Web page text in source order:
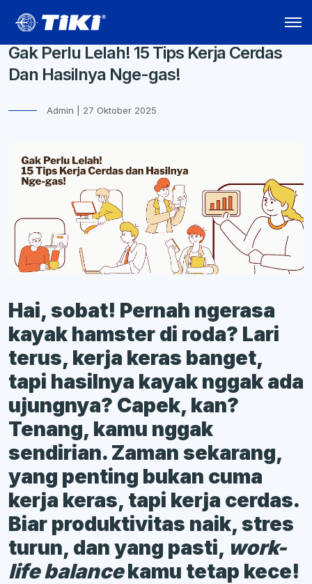
Gak Perlu Lelah! 15 Tips Kerja Cerdas
Dan Hasilnya Nge-gas!
Admin | 27 Oktober 2025
Hai, sobat! Pernah ngerasa
kayak hamster di roda? Lari
terus, kerja keras banget,
tapi hasilnya kayak nggak ada
ujungnya? Capek, kan?
Tenang, kamu nggak
sendirian. Zaman sekarang,
yang penting bukan cuma
kerja keras, tapi kerja cerdas.
Biar produktivitas naik, stres
turun, dan yang pasti, work-
life balancekamu tetap kece!